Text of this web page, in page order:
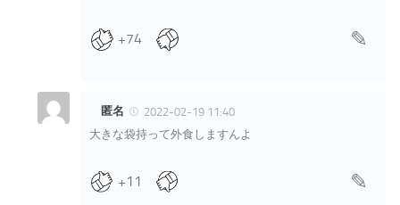
+74
匿名
2022-02-19 11:40
大きな袋持って外食しますんよ
+11